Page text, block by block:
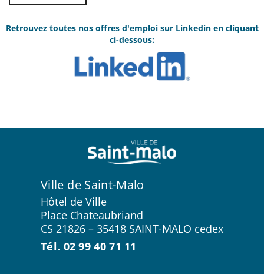
Retrouvez toutes nos offres d'emploi sur Linkedin en cliquant
ci-dessous:
Ville de Saint-Malo
Hôtel de Ville
Place Chateaubriand
CS 21826 – 35418 SAINT-MALO cedex
Tél. 02 99 40 71 11